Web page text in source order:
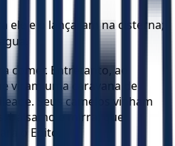
ele e o lançaram na cisterna;
comer. Entretanto, ao
viram uma caravana de
Seus camelos vinham
bálsamo e mirra, que
o Egito.